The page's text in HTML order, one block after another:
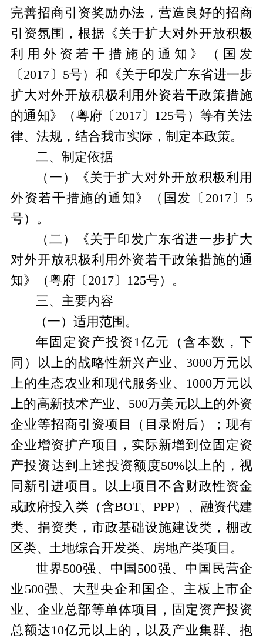
完善招商引资奖励办法，营造良好的招商
引资氛围，根据《关于扩大对外开放积极
利用外资若干措施的通知》（国发
〔 2017 〕 5号）和《关于印发广东省进一步
扩大对外开放积极利用外资若干政策措施
的通知》（粤府〔 2017〕 125号）等有关法
律、法规， 结合我市实际，制定本政策。
二、制定依据
（一）
《关于扩大对外开放积极利用
外资若干措施的通知》（国发〔 2017〕 5
号） 。
（二）
《关于印发广东省进一步扩大
对外开放积极利用外资若干政策措施的通
知》（粤府〔 2017〕 125号） 。
三、主要内容
（一）适用范围。
年固定资产投资 1 亿元（含本数，下
同）以上的战略性新兴产业、 3000万元以
上的生态农业和现代服务业、 1000万元以
上的高新技术产业、 500万美元以上的外资
企业等招商引资项目（目录附后）；现有
企业增资扩产项目，实际新增到位固定资
产投资达到上述投资额度50%以上的，视
同新引进项目。以上项目不含财政性资金
或政府投入类（含BOT、PPP）、融资代建
类、捐资类，市政基础设施建设类，棚改
区类、土地综合开发类、房地产类项目。
世界500强、中国 500强、中国民营企
业500强、大型央企和国企、主板上市企
业、企业总部等单体项目，固定资产投资
总额达10亿元以上的，以及产业集群、抱